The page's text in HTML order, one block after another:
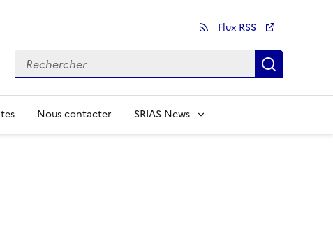
Flux RSS
Rechercher
Nous contacter SRIAS News